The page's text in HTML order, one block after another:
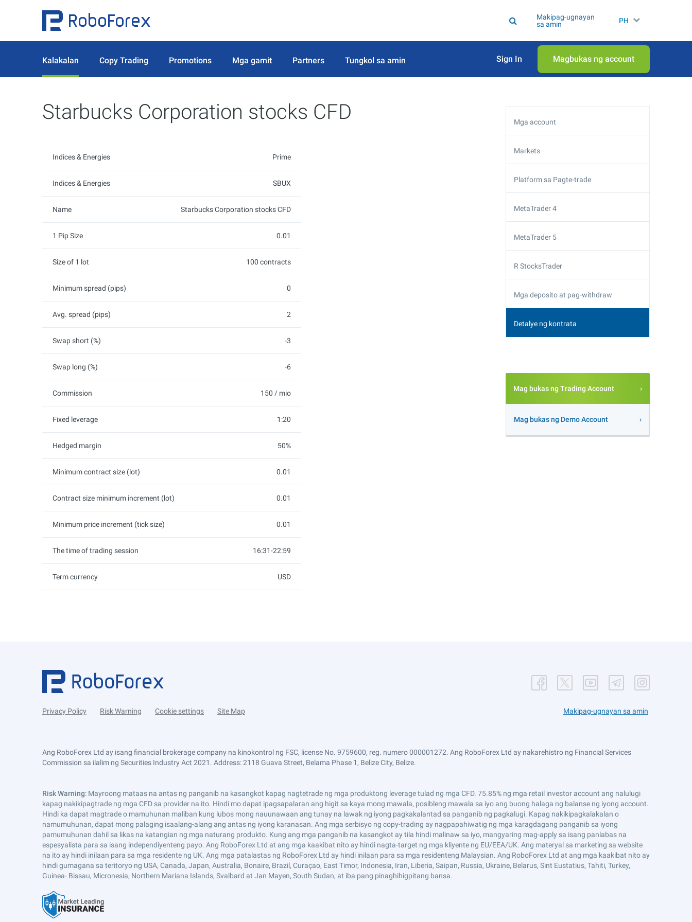
Makipag-ugnayan
sa amin
PH
Kalakalan Copy Trading Promotions Mga gamit Partners Tungkol sa amin Sign In Magbukas ng account
Starbucks Corporation stocks CFD
Indices & Energies Prime
Indices & Energies SBUX
Name Starbucks Corporation stocks CFD
1 Pip Size 0.01
Size of 1 lot 100 contracts
Minimum spread (pips) 0
Avg. spread (pips) 2
Swap short (%) -3
Swap long (%) -6
Commission 150 / mio
Fixed leverage 1:20
Hedged margin 50%
Minimum contract size (lot) 0.01
Contract size minimum increment (lot) 0.01
Minimum price increment (tick size) 0.01
The time of trading session 16:31-22:59
Term currency USD
Mga account
Markets
Platform sa Pagte-trade
MetaTrader 4
MetaTrader 5
R StocksTrader
Mga deposito at pag-withdraw
Detalye ng kontrata
Mag bukas ng Trading Account
Mag bukas ng Demo Account
Privacy Policy Risk Warning Cookie settings Site Map Makipag-ugnayan sa amin
Ang RoboForex Ltd ay isang financial brokerage company na kinokontrol ng FSC, license No. 9759600, reg. numero 000001272. Ang RoboForex Ltd ay nakarehistro ng Financial Services
Commission sa ilalim ng Securities Industry Act 2021. Address: 2118 Guava Street, Belama Phase 1, Belize City, Belize.
Risk Warning: Mayroong mataas na antas ng panganib na kasangkot kapag nagtetrade ng mga produktong leverage tulad ng mga CFD. 75.85% ng mga retail investor account ang nalulugi
kapag nakikipagtrade ng mga CFD sa provider na ito. Hindi mo dapat ipagsapalaran ang higit sa kaya mong mawala, posibleng mawala sa iyo ang buong halaga ng balanse ng iyong account.
Hindi ka dapat magtrade o mamuhunan maliban kung lubos mong nauunawaan ang tunay na lawak ng iyong pagkakalantad sa panganib ng pagkalugi. Kapag nakikipagkalakalan o
namumuhunan, dapat mong palaging isaalang-alang ang antas ng iyong karanasan. Ang mga serbisyo ng copy-trading ay nagpapahiwatig ng mga karagdagang panganib sa iyong
pamumuhunan dahil sa likas na katangian ng mga naturang produkto. Kung ang mga panganib na kasangkot ay tila hindi malinaw sa iyo, mangyaring mag-apply sa isang panlabas na
espesyalista para sa isang independiyenteng payo. Ang RoboForex Ltd at ang mga kaakibat nito ay hindi nagta-target ng mga kliyente ng EU/EEA/UK. Ang materyal sa marketing sa website
na ito ay hindi inilaan para sa mga residente ng UK. Ang mga patalastas ng RoboForex Ltd ay hindi inilaan para sa mga residenteng Malaysian. Ang RoboForex Ltd at ang mga kaakibat nito ay
hindi gumagana sa teritoryo ng USA, Canada, Japan, Australia, Bonaire, Brazil, Curaçao, East Timor, Indonesia, Iran, Liberia, Saipan, Russia, Ukraine, Belarus, Sint Eustatius, Tahiti, Turkey,
Guinea- Bissau, Micronesia, Northern Mariana Islands, Svalbard at Jan Mayen, South Sudan, at iba pang pinaghihigpitang bansa.